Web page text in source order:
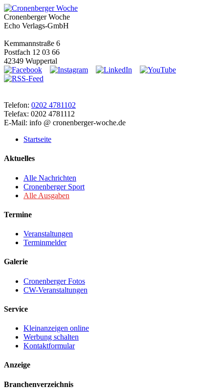
Cronenberger Woche
Echo Verlags-GmbH
Kemmannstraße 6
Postfach 12 03 66
42349 Wuppertal
Telefon: 0202 4781102
Telefax: 0202 4781112
E-Mail: info @ cronenberger-woche.de
Startseite
Aktuelles
Alle Nachrichten
Cronenberger Sport
Alle Ausgaben
Termine
Veranstaltungen
Terminmelder
Galerie
Cronenberger Fotos
CW-Veranstaltungen
Service
Kleinanzeigen online
Werbung schalten
Kontaktformular
Anzeige
Branchenverzeichnis